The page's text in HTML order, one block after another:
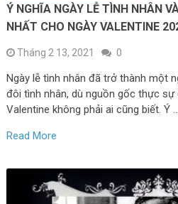
Ý NGHĨA NGÀY LỄ TÌNH NHÂN
NHẤT CHO NGÀY VALENTINE
Tháng 2 13, 2021 0
Ngày lễ tình nhân đã trở thành một
đôi tình nhân, dù nguồn gốc thực sự
Valentine không phải ai cũng biết. Ý …
Read More